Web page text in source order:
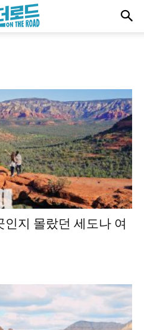
인지 몰랐던 세도나 여